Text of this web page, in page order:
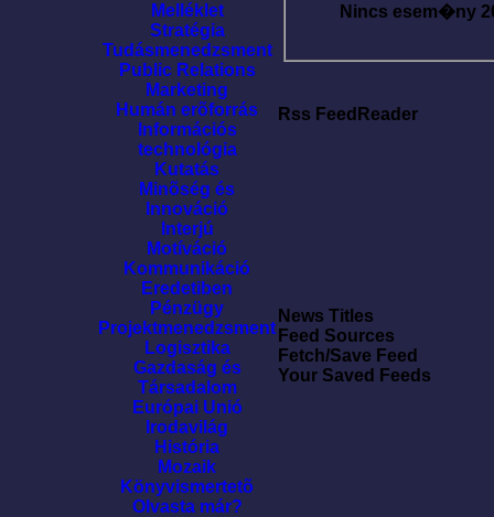
Melléklet
Stratégia
Tudásmenedzsment
Public Relations
Marketing
Humán erõforrás
Információs
technológia
Kutatás
Minõség és
Innováció
Interjú
Motíváció
Kommunikáció
Eredetiben
Pénzügy
Projektmenedzsment
Logisztika
Gazdaság és
Társadalom
Európai Unió
Irodavilág
História
Mozaik
Könyvismertetõ
Olvasta már?
Nincs esem�ny
Rss FeedReader
News Titles
Feed Sources
Fetch/Save Feed
Your Saved Feeds